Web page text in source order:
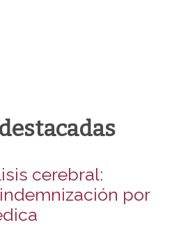
cerebral:
por